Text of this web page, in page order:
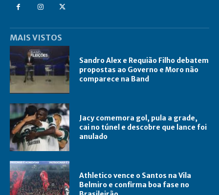
MAIS VISTOS
Sandro Alex e Requião Filho debatem
propostas ao Governo e Moro não
comparece na Band
Jacy comemora gol, pula a grade,
cai no túnel e descobre que lance foi
anulado
Athletico vence o Santos na Vila
Belmiro e confirma boa fase no